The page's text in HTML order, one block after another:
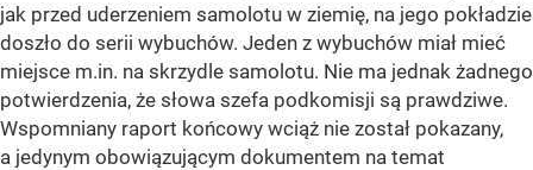
jak przed uderzeniem samolotu w ziemię, na jego pokładzie
doszło do serii wybuchów. Jeden z wybuchów miał mieć
miejsce m.in. na skrzydle samolotu. Nie ma jednak żadnego
potwierdzenia, że słowa szefa podkomisji są prawdziwe.
Wspomniany raport końcowy wciąż nie został pokazany,
a jedynym obowiązującym dokumentem na temat